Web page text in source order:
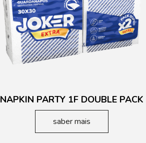
NAPKIN PARTY 1F DOUBLE PACK
saber mais